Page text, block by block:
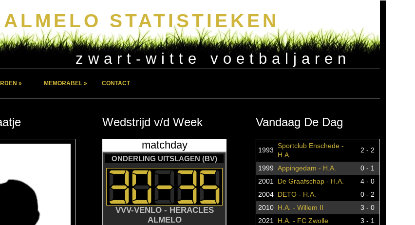
STATISTIEKEN
zwart-witte voetbaljaren
» MEMORABEL » CONTACT
Wedstrijd v/d Week
matchday
ONDERLING UITSLAGEN (BV)
VVV-VENLO - HERACLES
ALMELO
Vandaag De Dag
1993
Sportclub Enschede -
H.A.
2 - 2
1999 Appingedam - H.A.
0 - 1
2001
De Graafschap - H.A.
4 - 0
2004 DETO - H.A.
0 - 2
2010 H.A. - Willem II
3 - 0
2021
H.A. - FC Zwolle 3 - 1